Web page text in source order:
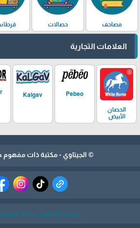
مصاحف حصالات
العلامات التجارية
الحصان
الأبيض
Pebeo
Kalgav
© الجيتاوي - مكتبة ذات مفهوم
برمجة وتطوير شركة